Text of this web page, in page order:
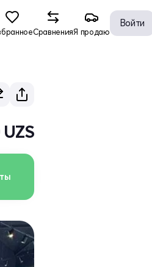
СравненияЯ продаю
Войти